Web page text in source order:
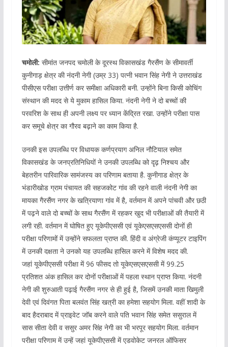
चमोली: सीमांत जनपद चमोली के दूरस्थ विकासखंड गैरसैंण के सीमावर्ती
कुनीगाड़ क्षेत्र की नंदनी नेगी (उम्र 33) पत्नी भवान सिंह नेगी ने उत्तराखंड
पीसीएस परीक्षा उत्तीर्ण कर समीक्षा अधिकारी बनी. उन्होंने बिना किसी कोचिंग
संस्थान की मदद से ये मुकाम हासिल किया. नंदनी नेगी ने दो बच्चों की
परवरिश के साथ ही अपनी लक्ष्य पर ध्यान केंद्रित रखा. उन्होंने परीक्षा पास
कर समूचे क्षेत्र का गौरव बढ़ाने का काम किया है.
उनकी इस उपलब्धि पर विधायक कर्णप्रयाग अनिल नौटियाल समेत
विकासखंड के जनप्रतिनिधियों ने उनकी उपलब्धि को दृढ़ निश्चय और
बेहतरीन पारिवारिक सामंजस्य का परिणाम बताया है. कुनीगाड क्षेत्र के
भंडारीखोड ग्राम पंचायत की सहजकोट गांव की रहने वाली नंदनी नेगी का
मायका गैरसैंण नगर के खत्रियाणा गांव में है, वर्तमान में अपने पांचवी और छठी
में पढ़ने वाले दो बच्चों के साथ गैरसैंण में रहकर खुद भी परीक्षाओं की तैयारी में
लगी रही. वर्तमान में घोषित हुए यूकेपीएससी एवं यूकेएसएसएससी दोनों ही
परीक्षा परिणामों में उन्होंने सफलता प्राप्त की. हिंदी व अंग्रेजी कंप्यूटर टाइपिंग
में उनकी दक्षता ने उनको यह उपलब्धि हासिल करने में विशेष मदद की.
जहां यूकेपीएससी परीक्षा में 96 फीसद तो यूकेएसएसएससी में 99.25
प्रतिशत अंक हासिल कर दोनों परीक्षाओं में पहला स्थान प्राप्त किया. नंदनी
नेगी की शुरुआती पढ़ाई गैरसैंण नगर से ही हुई है, जिसमें उनकी माता खिमुली
देवी एवं दिवंगत पिता बलवंत सिंह खत्री का हमेशा सहयोग मिला. वहीं शादी के
बाद हैदराबाद में प्राइवेट जॉब करने वाले पति भवान सिंह समेत ससुराल में
सास सीता देवी व ससुर अमर सिंह नेगी का भी भरपूर सहयोग मिला. वर्तमान
परीक्षा परिणाम में उन्हें जहां यूकेपीएससी में एडवोकेट जनरल ऑफिसर